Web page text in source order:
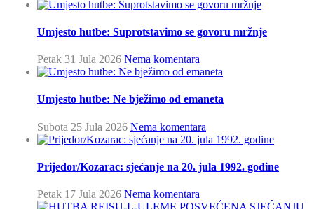
Umjesto hutbe: Suprotstavimo se govoru mržnje
Petak 31 Jula 2026 Nema komentara
Umjesto hutbe: Ne bježimo od emaneta
Subota 25 Jula 2026 Nema komentara
Prijedor/Kozarac: sjećanje na 20. jula 1992. godine
Petak 17 Jula 2026 Nema komentara